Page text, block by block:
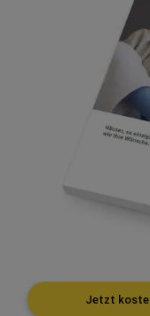
Jetzt